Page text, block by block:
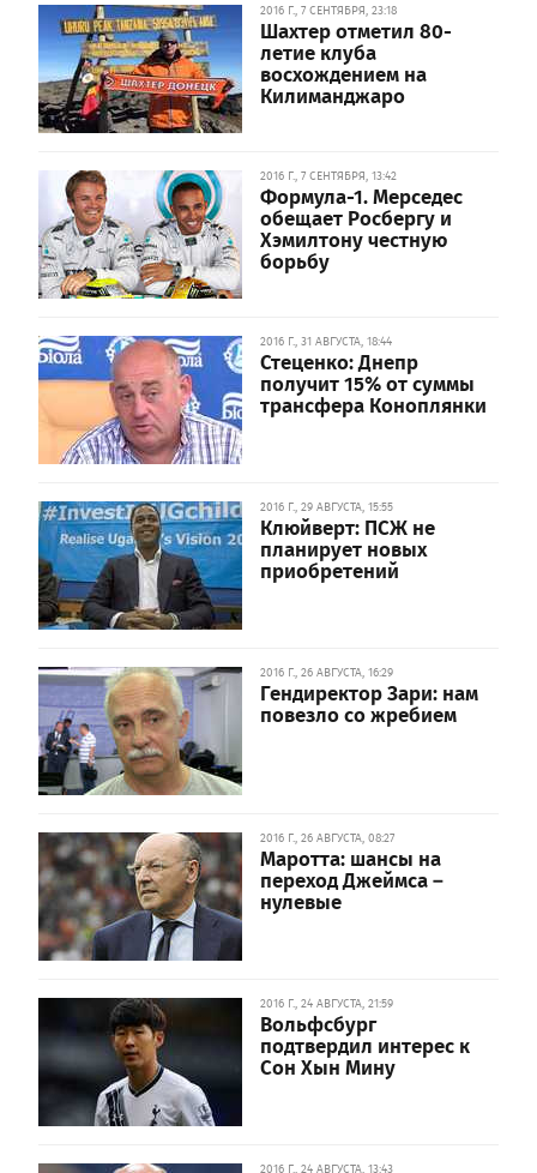
2016 Г., 7 СЕНТЯБРЯ, 23:18
Шахтер отметил 80-
летие клуба
восхождением на
Килиманджаро
2016 Г., 7 СЕНТЯБРЯ, 13:42
Формула-1. Мерседес
обещает Росбергу и
Хэмилтону честную
борьбу
2016 Г., 31 АВГУСТА, 18:44
Стеценко: Днепр
получит 15% от суммы
трансфера Коноплянки
2016 Г., 29 АВГУСТА, 15:55
Клюйверт: ПСЖ не
планирует новых
приобретений
2016 Г., 26 АВГУСТА, 16:29
Гендиректор Зари: нам
повезло со жребием
2016 Г., 26 АВГУСТА, 08:27
Маротта: шансы на
переход Джеймса –
нулевые
2016 Г., 24 АВГУСТА, 21:59
Вольфсбург
подтвердил интерес к
Сон Хын Мину
2016 Г., 24 АВГУСТА, 13:43